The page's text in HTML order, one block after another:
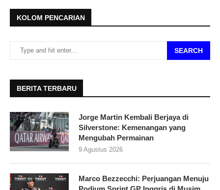
KOLOM PENCARIAN
SEARCH
BERITA TERBARU
Jorge Martin Kembali Berjaya di
Silverstone: Kemenangan yang
Mengubah Permainan
9 Agustus 2026
Marco Bezzecchi: Perjuangan Menuju